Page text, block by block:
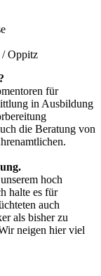
/ Oppitz
für
in Ausbildung
die Beratung von
hoch
halte es für
auch
als bisher zu
neigen hier viel